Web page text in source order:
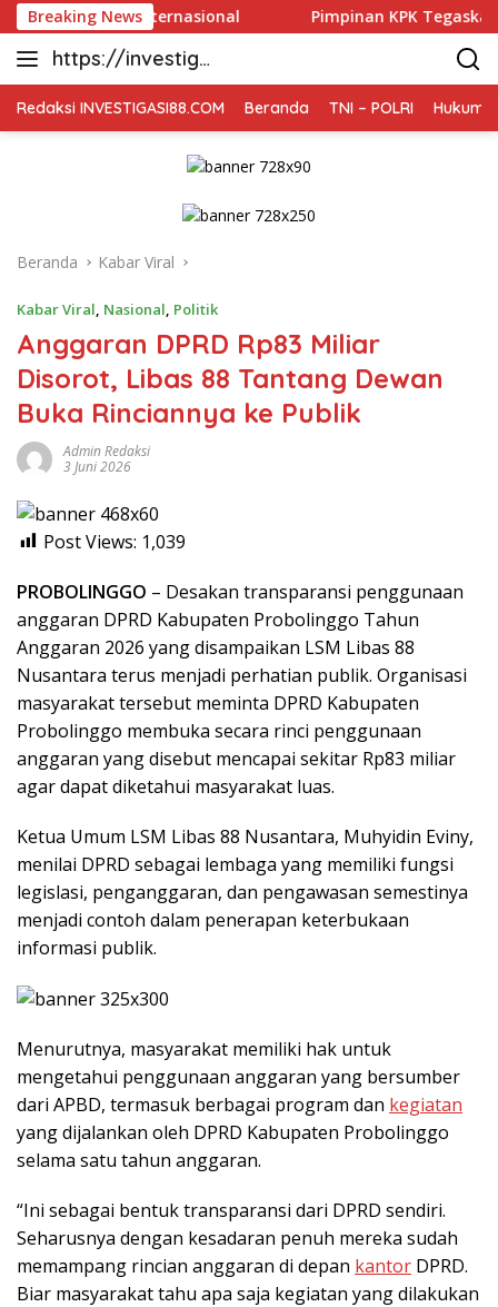
Langsung
ke
konten
Breaking News
Internasional Pimpinan KPK Tegaskan Level
https://investiga
si88.com
Redaksi INVESTIGASI88.COM Beranda TNI – POLRI Hukum
Beranda Kabar Viral
Kabar Viral Nasional Politik
Anggaran DPRD Rp83 Miliar
Disorot, Libas 88 Tantang Dewan
Buka Rinciannya ke Publik
Admin Redaksi
3 Juni 2026
Post Views: 1,039
PROBOLINGGO – Desakan transparansi penggunaan
anggaran DPRD Kabupaten Probolinggo Tahun
Anggaran 2026 yang disampaikan LSM Libas 88
Nusantara terus menjadi perhatian publik. Organisasi
masyarakat tersebut meminta DPRD Kabupaten
Probolinggo membuka secara rinci penggunaan
anggaran yang disebut mencapai sekitar Rp83 miliar
agar dapat diketahui masyarakat luas.
Ketua Umum LSM Libas 88 Nusantara, Muhyidin Eviny,
menilai DPRD sebagai lembaga yang memiliki fungsi
legislasi, penganggaran, dan pengawasan semestinya
menjadi contoh dalam penerapan keterbukaan
informasi publik.
Menurutnya, masyarakat memiliki hak untuk
mengetahui penggunaan anggaran yang bersumber
dari APBD, termasuk berbagai program dan kegiatan
yang dijalankan oleh DPRD Kabupaten Probolinggo
selama satu tahun anggaran.
“Ini sebagai bentuk transparansi dari DPRD sendiri.
Seharusnya dengan kesadaran penuh mereka sudah
memampang rincian anggaran di depan kantor DPRD.
Biar masyarakat tahu apa saja kegiatan yang dilakukan